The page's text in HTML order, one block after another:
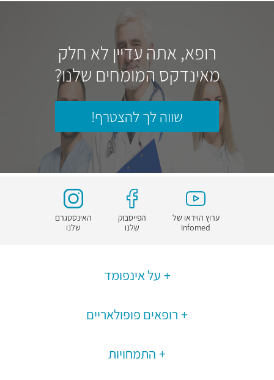
רופא, אתה עדיין לא חלק
מאינדקס המומחים שלנו?
שווה לך להצטרף!
ערוץ הוידאו של
Infomed
הפייסבוק
שלנו
האינסטגרם
שלנו
על אינפומד
רופאים פופולאריים
התמחויות